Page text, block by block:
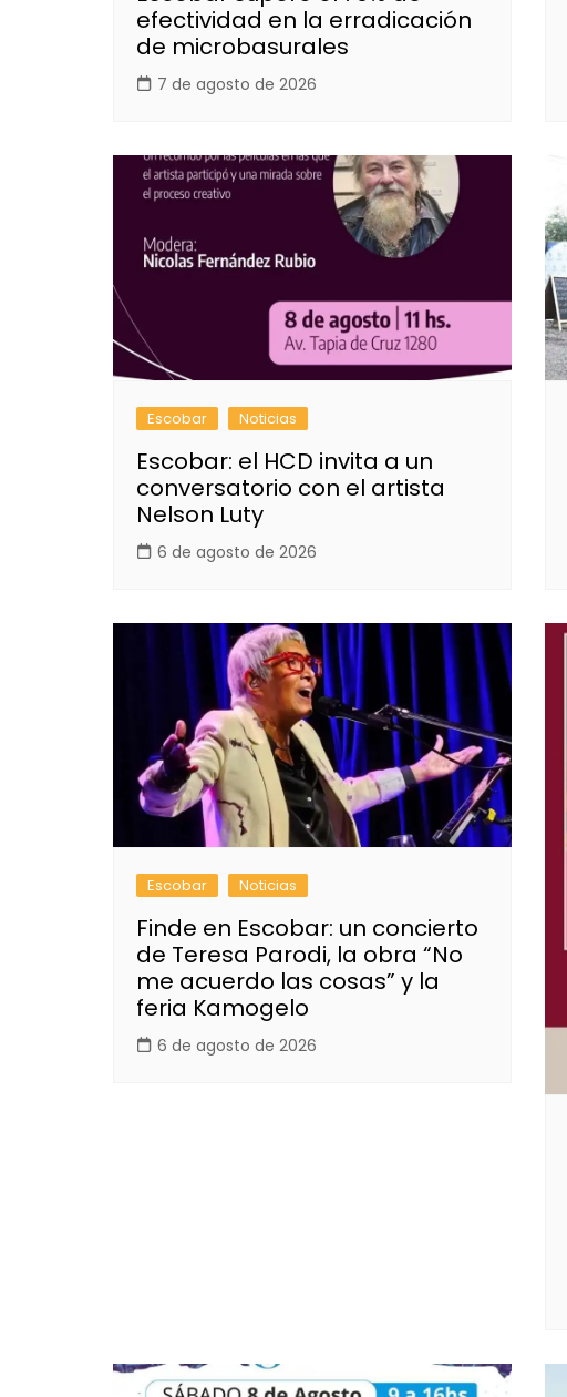
efectividad en la erradicación
de microbasurales
7 de agosto de 2026
Escobar Noticias
Escobar: el HCD invita a un
conversatorio con el artista
Nelson Luty
6 de agosto de 2026
Escobar Noticias
Finde en Escobar: un concierto
de Teresa Parodi, la obra “No
me acuerdo las cosas” y la
feria Kamogelo
6 de agosto de 2026